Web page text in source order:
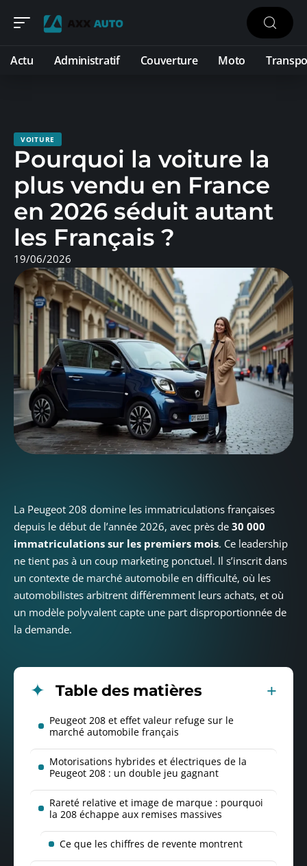
Actu Administratif Couverture Moto
VOITURE
Pourquoi la voiture la
plus vendu en France
en 2026 séduit autant
les Français ?
19/06/2026
La Peugeot 208 domine les immatriculations françaises
depuis le début de l’année 2026, avec près de 30 000
immatriculations sur les premiers mois. Ce leadership
ne tient pas à un coup marketing ponctuel. Il s’inscrit dans
un contexte de marché automobile en difficulté, où les
automobilistes arbitrent différemment leurs achats, et où
un modèle polyvalent capte une part disproportionnée de
la demande.
Table des matières
Peugeot 208 et effet valeur refuge sur le
marché automobile français
Motorisations hybrides et électriques de la
Peugeot 208 : un double jeu gagnant
Rareté relative et image de marque : pourquoi
la 208 échappe aux remises massives
Ce que les chiffres de revente montrent